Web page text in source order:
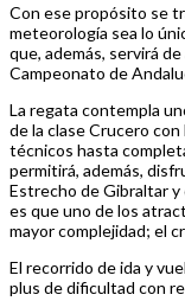
Con ese propósito se
meteorología sea lo
que, además, servirá
Campeonato de
La regata contempla
de la clase Crucero
técnicos hasta
permitirá, además,
Estrecho de Gibraltar y
es que uno de los
mayor complejidad; el
El recorrido de ida y
plus de dificultad con